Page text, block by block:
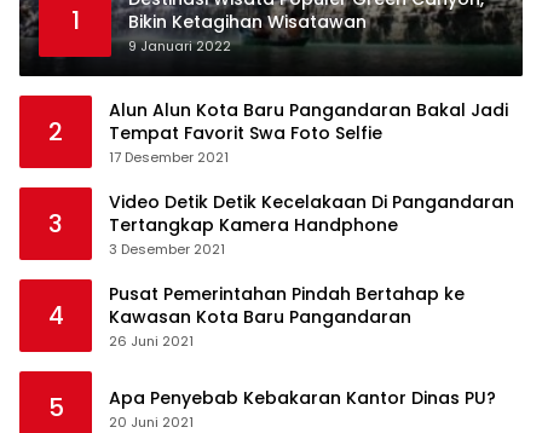
1
Bikin Ketagihan Wisatawan
9 Januari 2022
2
Alun Alun Kota Baru Pangandaran Bakal Jadi
Tempat Favorit Swa Foto Selfie
17 Desember 2021
3
Video Detik Detik Kecelakaan Di Pangandaran
Tertangkap Kamera Handphone
3 Desember 2021
4
Pusat Pemerintahan Pindah Bertahap ke
Kawasan Kota Baru Pangandaran
26 Juni 2021
5 Apa Penyebab Kebakaran Kantor Dinas PU?
20 Juni 2021